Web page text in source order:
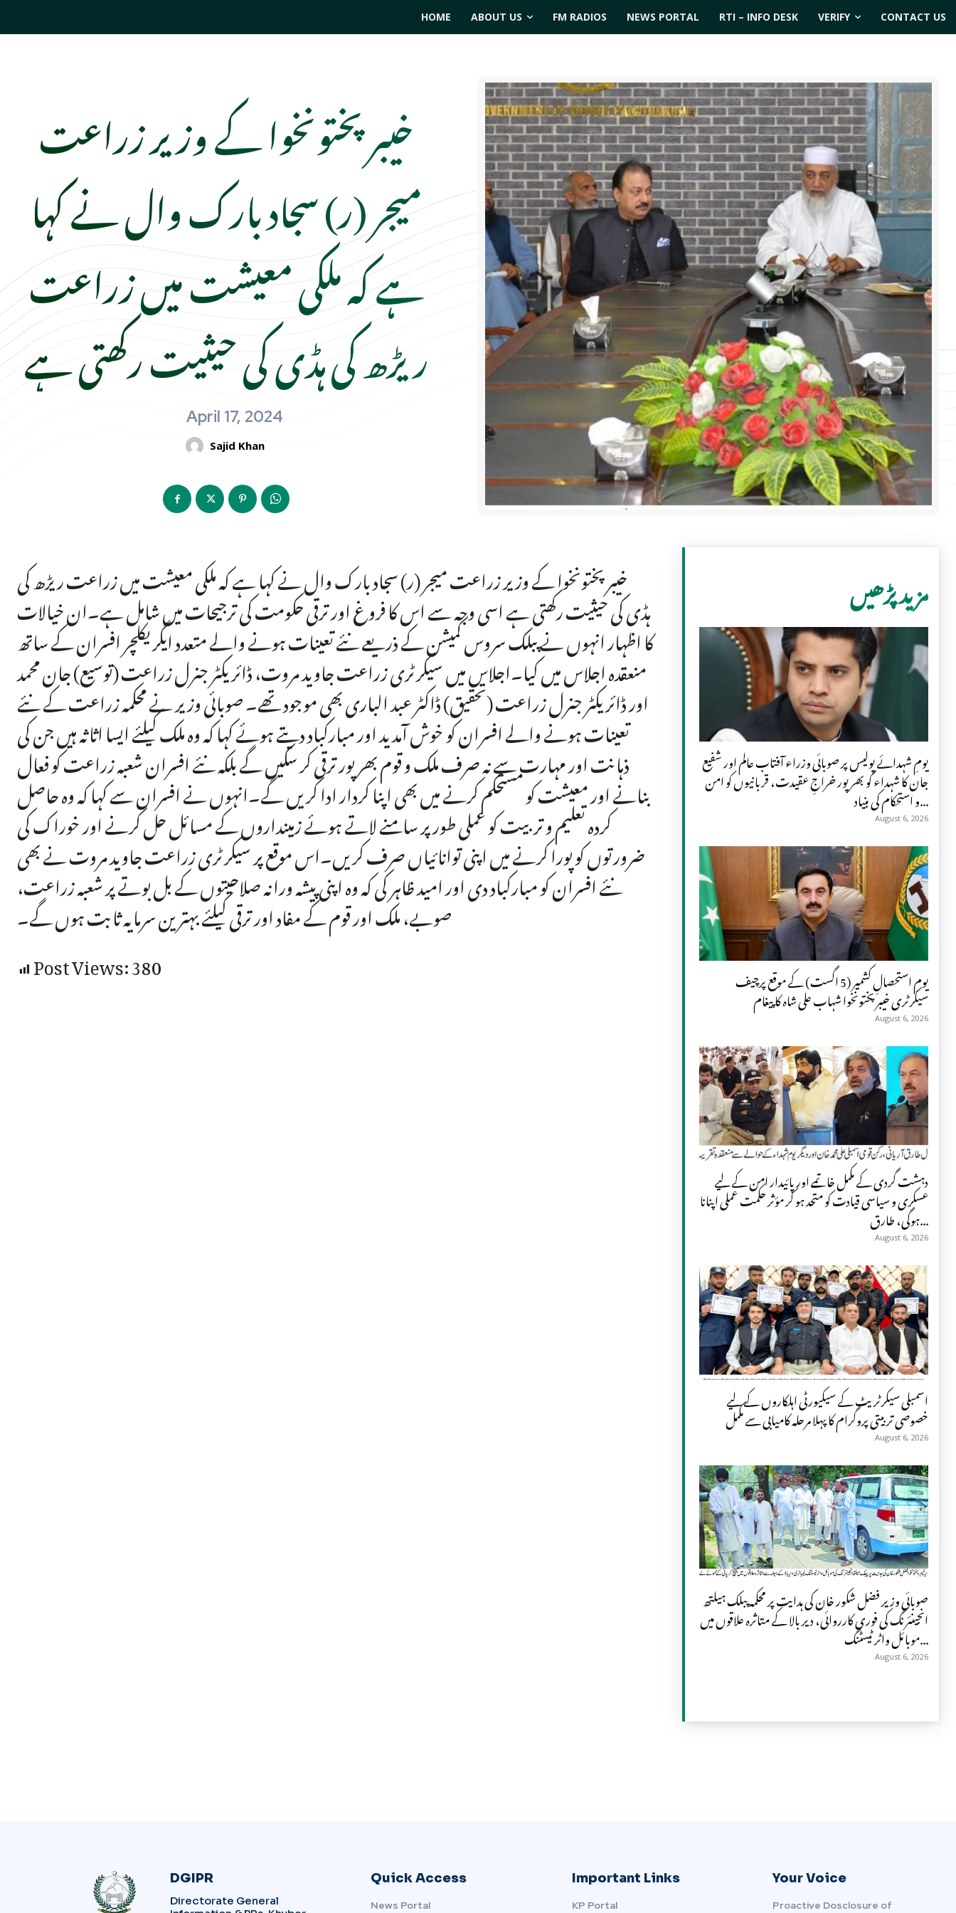
HOME ABOUT US FM RADIOS NEWS PORTAL RTI – INFO DESK VERIFY CONTACT US
خیبر پختونخوا کے وزیر زراعت
میجر (ر) سجاد بارک وال نے کہا
ہے کہ ملکی معیشت میں زراعت
ریڑھ کی ہڈی کی حیثیت رکھتی ہے
April 17, 2024
Sajid Khan
خیبر پختونخوا کے وزیر زراعت میجر (ر) سجاد بارک وال نے کہا ہے کہ ملکی معیشت میں زراعت ریڑھ کی
ہڈی کی حیثیت رکھتی ہے اسی وجہ سے اس کا فروغ اور ترقی حکومت کی ترجیحات میں شامل ہے۔ان خیالات
کا اظہار انہوں نے پبلک سروس کمیشن کے ذریعے نئے تعینات ہونے والے متعدد ایگریکلچر افسران کے ساتھ
منعقدہ اجلاس میں کیا۔اجلاس میں سیکرٹری زراعت جاوید مروت، ڈائریکٹر جنرل زراعت (توسیع) جان محمد
اور ڈائریکٹر جنرل زراعت (تحقیق) ڈاکٹر عبد الباری بھی موجود تھے۔ صوبائی وزیر نے محکمہ زراعت کے نئے
تعینات ہونے والے افسران کو خوش آمدید اور مبارکباد دیتے ہوئے کہا کہ وہ ملک کیلئے ایسا اثاثہ ہیں جن کی
ذہانت اور مہارت سے نہ صرف ملک و قوم بھر پور ترقی کر سکیں گے بلکہ نئے افسران شعبہ زراعت کو فعال
بنانے اور معیشت کو مستحکم کرنے میں بھی اپنا کردار ادا کریں گے۔انہوں نے افسران سے کہا کہ وہ حاصل
کردہ تعلیم و تربیت کو عملی طور پر سامنے لاتے ہوئے زمینداروں کے مسائل حل کرنے اور خوراک کی
ضرورتوں کو پورا کرنے میں اپنی توانائیاں صرف کریں۔اس موقع پر سیکرٹری زراعت جاوید مروت نے بھی
نئے افسران کو مبارکباد دی اور امید ظاہر کی کہ وہ اپنی پیشہ ورانہ صلاحیتوں کے بل بوتے پر شعبہ زراعت،
صوبے، ملک اور قوم کے مفاد اور ترقی کیلئے بہترین سرمایہ ثابت ہوں گے۔
Post Views:380
مزید پڑھیں
یومِ شہدائے پولیس پر صوبائی وزراء آفتاب عالم اور شفیع
جان کا شہداء کو بھرپور خراجِ عقیدت، قربانیوں کو امن
و استحکام کی بنیاد...
August 6, 2026
یومِ استحصالِ کشمیر (5 اگست) کے موقع پرچیف
سیکرٹری خیبر پختونخوا شہاب علی شاہ کا پیغام
August 6, 2026
دہشت گردی کے مکمل خاتمے اور پائیدار امن کے لیے
عسکری و سیاسی قیادت کو متحد ہو کر مؤثر حکمت عملی اپنانا
ہوگی، طارق...
August 6, 2026
اسمبلی سیکرٹریٹ کے سیکیورٹی اہلکاروں کے لیے
خصوصی تربیتی پروگرام کا پہلا مرحلہ کامیابی سے مکمل
August 6, 2026
صوبائی وزیر فضل شکور خان کی ہدایت پر محکمہ پبلک ہیلتھ
انجینئرنگ کی فوری کارروائی، دیر بالا کے متاثرہ علاقوں میں
موبائل واٹر ٹیسٹنگ...
August 6, 2026
DGIPR
Directorate General
Quick Access
News Portal
Important Links
KP Portal
Your Voice
Proactive Dosclosure of